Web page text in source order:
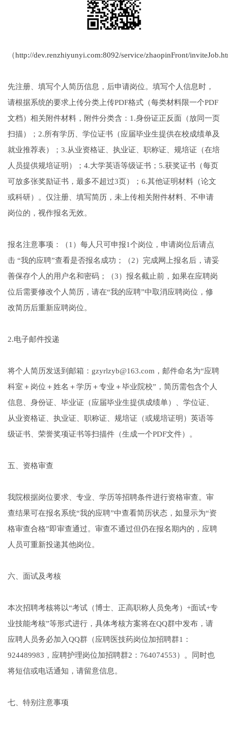
（http://dev.renzhiyunyi.com:8092/service/zhaopinFront/
先注册、填写个人简历信息，后申请岗位。填写个人信息时，
请根据系统的要求上传分类上传PDF格式（每类材料限一个PDF
文档）相关附件材料，附件分类含：1.身份证正反面（放同一页
扫描）；2.所有学历、学位证书（应届毕业生提供在校成绩单及
就业推荐表）；3.从业资格证、执业证、职称证、规培证（在培
人员提供规培证明）；4.大学英语等级证书；5.获奖证书（每页
可放多张奖励证书，最多不超过3页）；6.其他证明材料（论文
或科研）。仅注册、填写简历，未上传相关附件材料、不申请
岗位的，视作报名无效。
报名注意事项：（1）每人只可申报1个岗位，申请岗位后请点
击 “我的应聘”查看是否报名成功；（2）完成网上报名后，请妥
善保存个人的用户名和密码；（3）报名截止前，如果在应聘岗
位后需要修改个人简历，请在“我的应聘”中取消应聘岗位，修
改简历后重新应聘岗位。
2.电子邮件投递
将个人简历发送到邮箱：gzyrlzyb@163.com，邮件命名为“应聘
科室＋岗位＋姓名＋学历＋专业＋毕业院校”，简历需包含个人
信息、身份证、毕业证（应届毕业生提供成绩单）、学位证、
从业资格证、执业证、职称证、规培证（或规培证明）英语等
级证书、荣誉奖项证书等扫描件（生成一个PDF文件）。
五、资格审查
我院根据岗位要求、专业、学历等招聘条件进行资格审查。审
查结果可在报名系统“我的应聘”中查看简历状态，如显示为“资
格审查合格”即审查通过。审查不通过但仍在报名期内的，应聘
人员可重新投递其他岗位。
六、面试及考核
本次招聘考核将以“考试（博士、正高职称人员免考）+面试+专
业技能考核”等形式进行，具体考核方案将在QQ群中发布，请
应聘人员务必加入QQ群（应聘医技药岗位加招聘群1：
924489983，应聘护理岗位加招聘群2：764074553）。同时也
将短信或电话通知，请留意信息。
七、特别注意事项